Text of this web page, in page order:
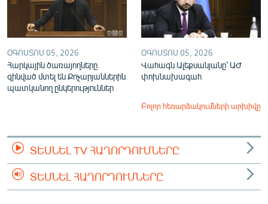
ՕԳՈՍՏՈՍ 05, 2026
Հարկային ծառայողները
զինված մտել են Քոչարյաններին
պատկանող ընկերություններ
ՕԳՈՍՏՈՍ 05, 2026
Վահագն Ալեքսանյանը՝ ԱԺ
փոխնախագահ
Բոլոր հեռարձակումների արխիվը
ՏԵՍՆԵԼ TV ՀԱՂՈՐԴՈՒՄՆԵՐԸ
ՏԵՍՆԵԼ ՀԱՂՈՐԴՈՒՄՆԵՐԸ